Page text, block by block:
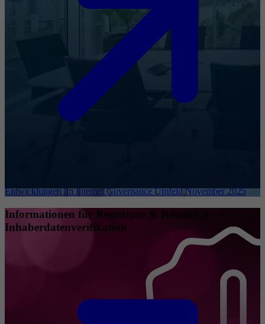
Entwicklungen im Internet Governance Umfeld November 2025
Informationen für Registrare & Reseller zu
Inhaberdatenverifikation